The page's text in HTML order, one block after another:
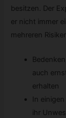
besitzen. Der
er nicht immer
mehreren
auch
erhalten
In
ihr